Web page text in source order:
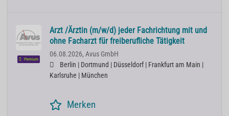
Premium
Arzt /Ärztin (m/w/d) jeder Fachrichtung mit und
ohne Facharzt für freiberufliche Tätigkeit
06.08.2026, Avus GmbH
Berlin | Dortmund | Düsseldorf | Frankfurt am Main |
Karlsruhe | München
Merken